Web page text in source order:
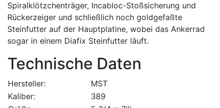
Spiralklötzchenträger, Incabloc-Stoßsicherung und
Rückerzeiger und schließlich noch goldgefaßte
Steinfutter auf der Hauptplatine, wobei das Ankerrad
sogar in einem Diafix Steinfutter läuft.
Technische Daten
Hersteller:
MST
Kaliber:
389